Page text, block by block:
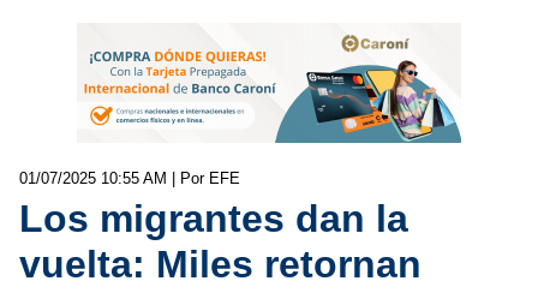
01/07/2025 10:55 AM | Por EFE
Los migrantes dan la
vuelta: Miles retornan